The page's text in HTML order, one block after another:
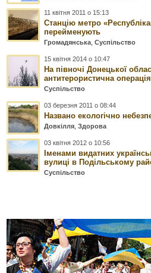
11 квітня 2011 о 15:13
Станцію метро
перейменують
Громадянська ,Суспільство
15 квітня 2014 о 10:47
На півночі Донецької
антитерористична операція
Суспільство
03 березня 2011 о 08:44
Названо екологічно
Довкілля ,Здорова
03 квітня 2012 о 10:56
Іменами видатних
вулиці в Подільському
Суспільство